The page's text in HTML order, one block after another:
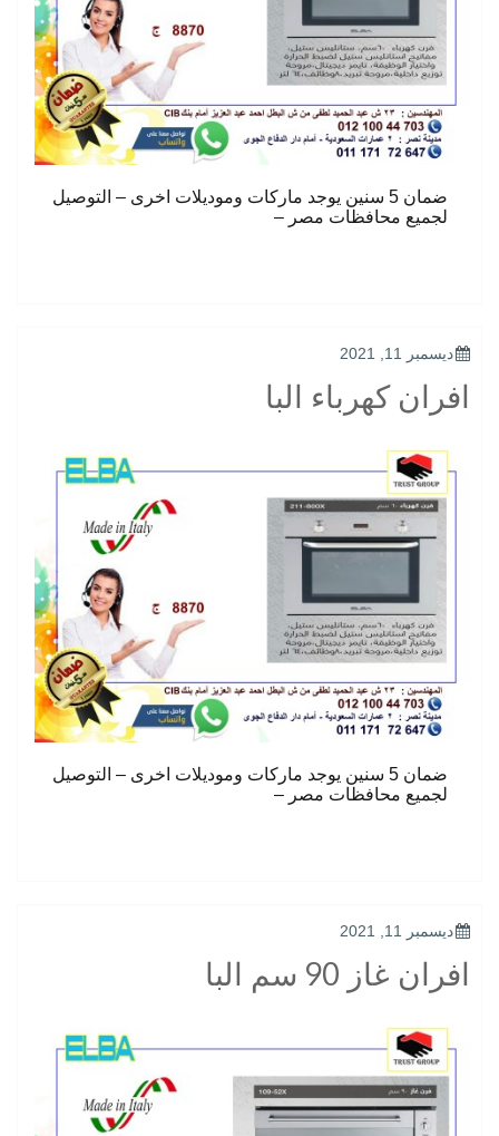
ضمان 5 سنين يوجد ماركات وموديلات اخرى – التوصيل
لجميع محافظات مصر –
POSTED
ديسمبر 11, 2021
افران كهرباء البا
ضمان 5 سنين يوجد ماركات وموديلات اخرى – التوصيل
لجميع محافظات مصر –
POSTED
ديسمبر 11, 2021
افران غاز 90 سم البا